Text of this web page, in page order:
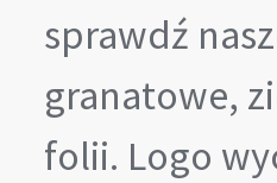
sprawdź
granatowe,
folii. Logo